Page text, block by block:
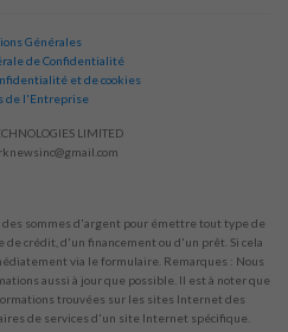
Générales
de Confidentialité
et de cookies
de l'Entreprise
LIMITED
des sommes d'argent pour émettre tout type de
crédit, d'un financement ou d'un prêt. Si cela
via le formulaire. Remarques : Nous
aussi à jour que possible. Il est à noter que
trouvées sur les sites Internet des
de services d'un site Internet spécifique.